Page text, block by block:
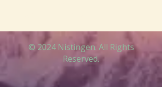
© 2024 Nistingen. All Rights
Reserved.